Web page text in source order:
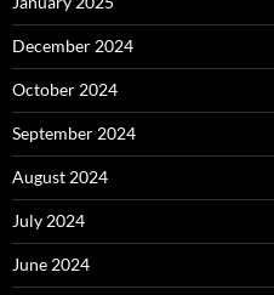
December 2024
October 2024
September 2024
August 2024
July 2024
June 2024